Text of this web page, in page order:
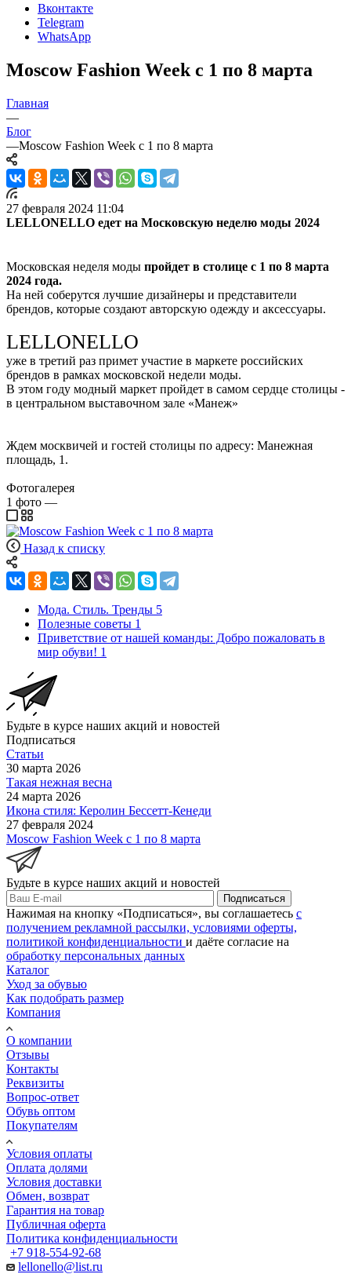
Вконтакте
Telegram
WhatsApp
Moscow Fashion Week с 1 по 8 марта
Главная
—
Блог
—Moscow Fashion Week с 1 по 8 марта
27 февраля 2024 11:04
LELLONELLO едет на Московскую неделю моды 2024
Московская неделя моды пройдет в столице с 1 по 8 марта
2024 года.
На ней соберутся лучшие дизайнеры и представители
брендов, которые создают авторскую одежду и аксессуары.
LELLONELLO
уже в третий раз примет участие в маркете российских
брендов в рамках московской недели моды.
В этом году модный маркет пройдет в самом сердце столицы -
в центральном выставочном зале «Манеж»
Ждем москвичей и гостей столицы по адресу: Манежная
площадь, 1.
Фотогалерея
1 фото —
Назад к списку
Мода. Стиль. Тренды 5
Полезные советы 1
Приветствие от нашей команды: Добро пожаловать в
мир обуви! 1
Будьте в курсе наших акций и новостей
Подписаться
Статьи
30 марта 2026
Такая нежная весна
24 марта 2026
Икона стиля: Керолин Бессетт-Кенеди
27 февраля 2024
Moscow Fashion Week с 1 по 8 марта
Будьте в курсе наших акций и новостей
Подписаться
Нажимая на кнопку «Подписаться», вы соглашаетесь с
получением рекламной рассылки, условиями оферты,
политикой конфиденциальности и даёте согласие на
обработку персональных данных
Каталог
Уход за обувью
Как подобрать размер
Компания
О компании
Отзывы
Контакты
Реквизиты
Вопрос-ответ
Обувь оптом
Покупателям
Условия оплаты
Оплата долями
Условия доставки
Обмен, возврат
Гарантия на товар
Публичная оферта
Политика конфиденциальности
+7 918-554-92-68
lellonello@list.ru